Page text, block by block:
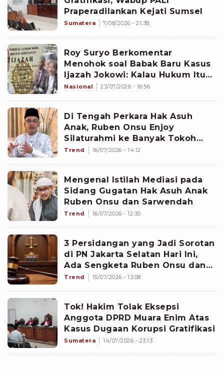
Praperadilankan Kejati Sumsel
Sumatera 7/08/2026 - 21:38
Roy Suryo Berkomentar
Menohok soal Babak Baru Kasus
Ijazah Jokowi: Kalau Hukum Itu
Lurus, Ini Tidak Jadi Preseden
Nasional 23/07/2026 - 16:56
Di Tengah Perkara Hak Asuh
Anak, Ruben Onsu Enjoy
Silaturahmi ke Banyak Tokoh
Agama sampai Ikuti Kajian
Trend 16/07/2026 - 14:12
Mengenal Istilah Mediasi pada
Sidang Gugatan Hak Asuh Anak
Ruben Onsu dan Sarwendah
Trend 16/07/2026 - 12:30
3 Persidangan yang Jadi Sorotan
di PN Jakarta Selatan Hari Ini,
Ada Sengketa Ruben Onsu dan
Sarwendah
Trend 15/07/2026 - 13:08
Tok! Hakim Tolak Eksepsi
Anggota DPRD Muara Enim Atas
Kasus Dugaan Korupsi Gratifikasi
Sumatera 14/07/2026 - 23:13